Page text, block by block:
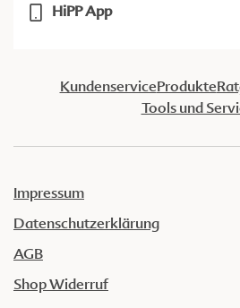
HiPP App
KundenserviceProdukte
Tools und
Impressum
Datenschutzerklärung
AGB
Shop Widerruf